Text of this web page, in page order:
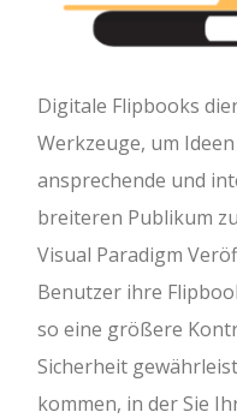
Digitale Flipbooks
Werkzeuge, um
ansprechende und
breiteren Publikum
Visual Paradigm
Benutzer ihre
so eine größere
Sicherheit
kommen, in der Sie